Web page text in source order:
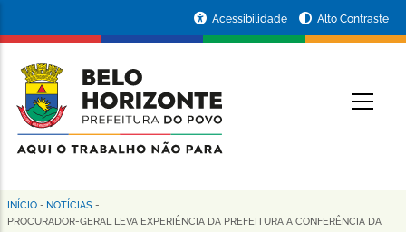
conteúdo
principal
da
Prefeitura
de
Horizonte
Acessibilidade Alto Contraste
Trilha
INÍCIO - NOTÍCIAS -
PROCURADOR-GERAL LEVA EXPERIÊNCIA DA PREFEITURA A CONFERÊNCIA DA